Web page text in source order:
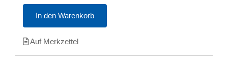
In den Warenkorb
Auf Merkzettel